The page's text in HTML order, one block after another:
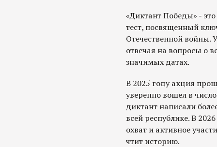
«Диктант Победы» -
тест, посвященный
Отечественной войны.
отвечая на вопросы о
значимых датах.
В 2025 году акция
уверенно вошел в
диктант написали
всей республике. В
охват и активное
чтит историю.